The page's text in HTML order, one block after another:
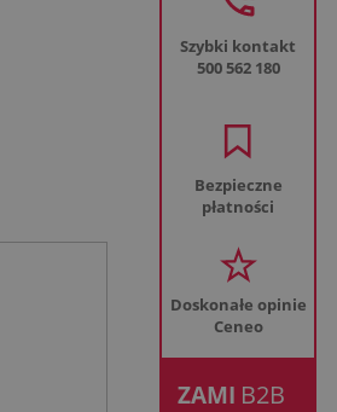
Szybki kontakt
500 562 180
Bezpieczne
płatności
Doskonałe opinie
Ceneo
ZAMI B2B